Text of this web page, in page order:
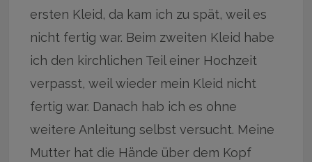
ersten Kleid, da kam ich zu spät, weil es
nicht fertig war. Beim zweiten Kleid habe
ich den kirchlichen Teil einer Hochzeit
verpasst, weil wieder mein Kleid nicht
fertig war. Danach hab ich es ohne
weitere Anleitung selbst versucht. Meine
Mutter hat die Hände über dem Kopf